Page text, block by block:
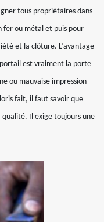
tous propriétaires dans
fer ou métal et puis pour
et la clôture. L’avantage
est vraiment la porte
ou mauvaise impression
fait, il faut savoir que
Il exige toujours une